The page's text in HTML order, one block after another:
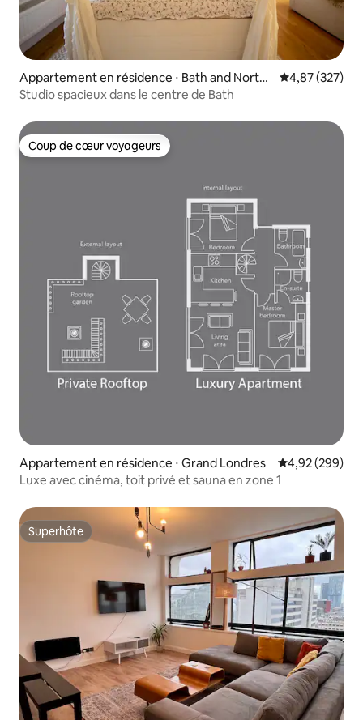
Appartement en résidence ⋅ Bath and North
East Somerset
Évaluation
4,87 (327)
Studio spacieux dans le centre de Bath
Coup de cœur voyageurs
Coup de cœur voyageurs
Appartement en résidence ⋅ Grand Londres Évaluation
4,92 (299)
Luxe avec cinéma, toit privé et sauna en zone 1
Superhôte
Superhôte